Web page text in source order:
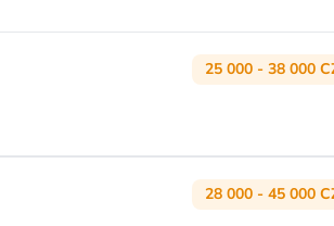
25 000 - 38 000
28 000 - 45 000